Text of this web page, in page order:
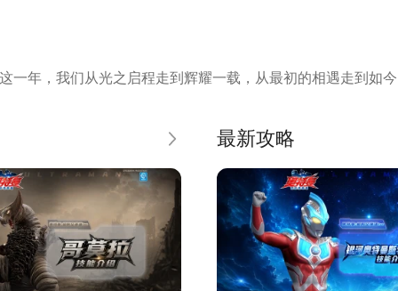
一年，我们从光之启程走到辉耀一载，从最初的相遇走到如
操控迪迦，布莱泽，赛罗，泽塔德尔塔天爪、赛迦、诺亚
酷公平竞技，真人对决，等你来战。
更多 最新攻略